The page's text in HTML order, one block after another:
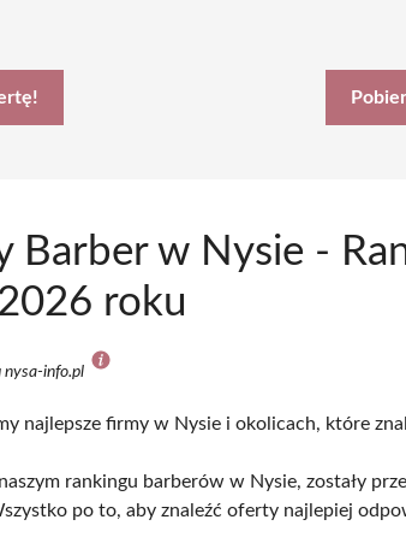
Barber w Nysie -
roku
nysa-info.pl
najlepsze firmy w Nysie i okolicach, które
rankingu barberów w Nysie, zostały
po to, aby znaleźć oferty najlepiej